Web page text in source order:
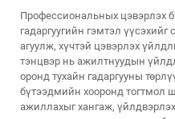
Профессиональных цэвэрлэх
гадаргуугийн гэмтэл үүсэхийг
агуулж, хүчтэй цэвэрлэх
тэнцвэр нь ажилтнуудын
оронд тухайн гадаргууны
бүтээдмийн хооронд тогтмол
ажиллахыг хангаж,